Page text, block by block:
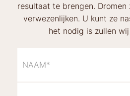
resultaat te brengen.
verwezenlijken. U kunt ze
het nodig is zullen